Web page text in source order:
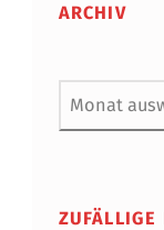
ARCHIV
Archiv